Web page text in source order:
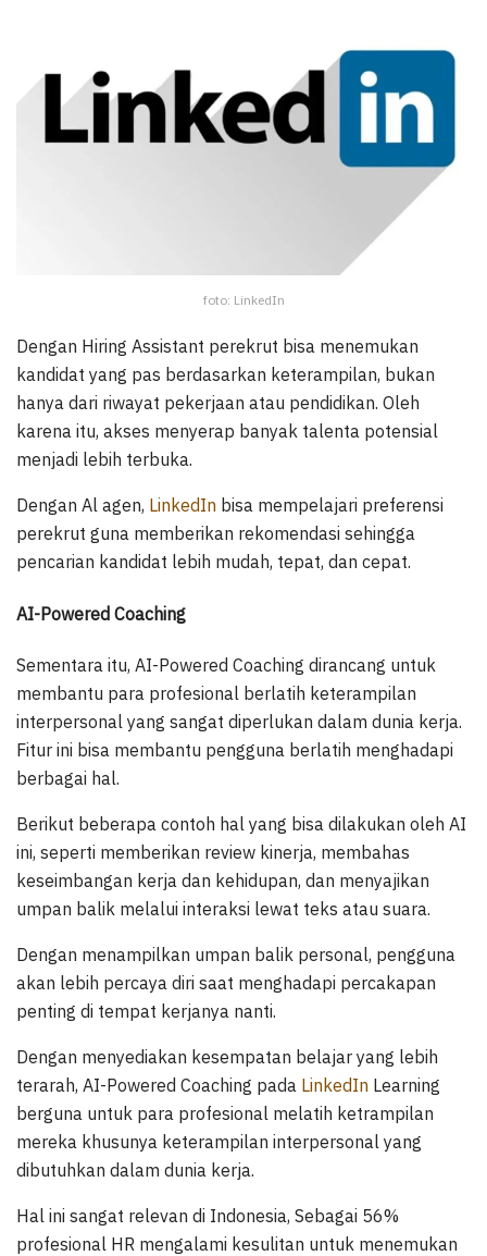
foto: LinkedIn
Dengan Hiring Assistant perekrut bisa menemukan
kandidat yang pas berdasarkan keterampilan, bukan
hanya dari riwayat pekerjaan atau pendidikan. Oleh
karena itu, akses menyerap banyak talenta potensial
menjadi lebih terbuka.
Dengan Al agen, LinkedIn bisa mempelajari preferensi
perekrut guna memberikan rekomendasi sehingga
pencarian kandidat lebih mudah, tepat, dan cepat.
AI-Powered Coaching
Sementara itu, AI-Powered Coaching dirancang untuk
membantu para profesional berlatih keterampilan
interpersonal yang sangat diperlukan dalam dunia kerja.
Fitur ini bisa membantu pengguna berlatih menghadapi
berbagai hal.
Berikut beberapa contoh hal yang bisa dilakukan oleh AI
ini, seperti memberikan review kinerja, membahas
keseimbangan kerja dan kehidupan, dan menyajikan
umpan balik melalui interaksi lewat teks atau suara.
Dengan menampilkan umpan balik personal, pengguna
akan lebih percaya diri saat menghadapi percakapan
penting di tempat kerjanya nanti.
Dengan menyediakan kesempatan belajar yang lebih
terarah, AI-Powered Coaching pada LinkedIn Learning
berguna untuk para profesional melatih ketrampilan
mereka khusunya keterampilan interpersonal yang
dibutuhkan dalam dunia kerja.
Hal ini sangat relevan di Indonesia, Sebagai 56%
profesional HR mengalami kesulitan untuk menemukan